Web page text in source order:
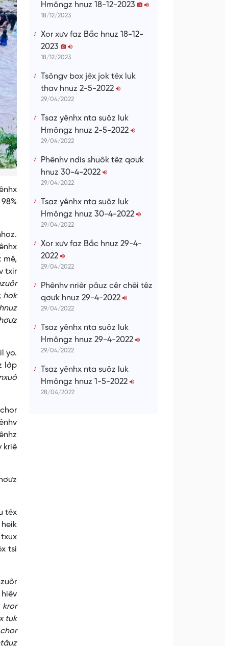
mê,
txir
hok
yo.
lớp
kriê
têx
tsi
kror
tuk
Hmôngz hnuz 18-12-2023
18/12/2023
Xor xưv faz Bắc hnuz 18-12-
2023
18/12/2023
Tsôngv box jêx jok têx luk
thav hnuz 2-5-2022
29/04/2022
Tsaz yênhx nta suôz luk
Hmôngz hnuz 2-5-2022
29/04/2022
Phênhv ndis shuôk têz qơưk
hnuz 30-4-2022
29/04/2022
Tsaz yênhx nta suôz luk
Hmôngz hnuz 30-4-2022
29/04/2022
Xor xưv faz Bắc hnuz 29-4-
2022
29/04/2022
Phênhv nriêr pâuz cêr chêi têz
qơưk hnuz 29-4-2022
29/04/2022
Tsaz yênhx nta suôz luk
Hmôngz hnuz 29-4-2022
29/04/2022
Tsaz yênhx nta suôz luk
Hmôngz hnuz 1-5-2022
28/04/2022